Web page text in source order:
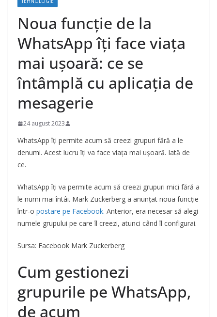
Noua funcție de la
WhatsApp îți face viața
mai ușoară: ce se
întâmplă cu aplicația de
mesagerie
24 august 2023
WhatsApp îți permite acum să creezi grupuri fără a le
denumi. Acest lucru îți va face viața mai ușoară. Iată de
ce.
WhatsApp îți va permite acum să creezi grupuri mici fără a
le numi mai întâi. Mark Zuckerberg a anunțat noua funcție
într-o postare pe Facebook. Anterior, era necesar să alegi
numele grupului pe care îl creezi, atunci când îl configurai.
Sursa: Facebook Mark Zuckerberg
Cum gestionezi
grupurile pe WhatsApp,
de acum